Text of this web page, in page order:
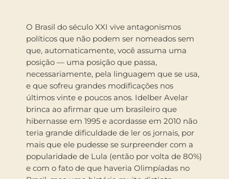
O Brasil do século XXI vive antagonismos
políticos que não podem ser nomeados sem
que, automaticamente, você assuma uma
posição — uma posição que passa,
necessariamente, pela linguagem que se usa,
e que sofreu grandes modificações nos
últimos vinte e poucos anos. Idelber Avelar
brinca ao afirmar que um brasileiro que
hibernasse em 1995 e acordasse em 2010 não
teria grande dificuldade de ler os jornais, por
mais que ele pudesse se surpreender com a
popularidade de Lula (então por volta de 80%)
e com o fato de que haveria Olimpíadas no